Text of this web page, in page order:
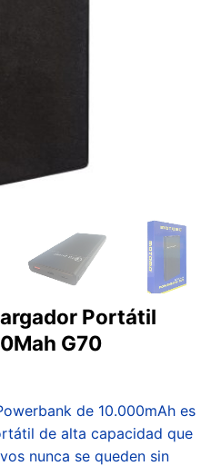
Portátil
G70
de 10.000mAh es
de alta capacidad que
nunca se queden sin